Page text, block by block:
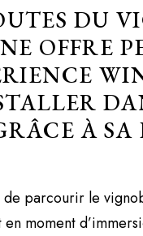
DU
OFFRE
À SA
parcourir le
moment